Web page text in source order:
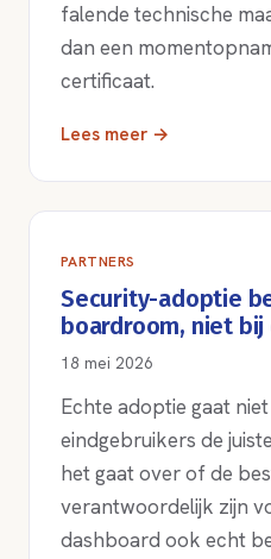
falende technische
dan een
certificaat.
Lees meer →
PARTNERS
Security-adoptie
boardroom, niet
18 mei 2026
Echte adoptie gaat
eindgebruikers de
het gaat over of de
verantwoordelijk zijn
dashboard ook echt